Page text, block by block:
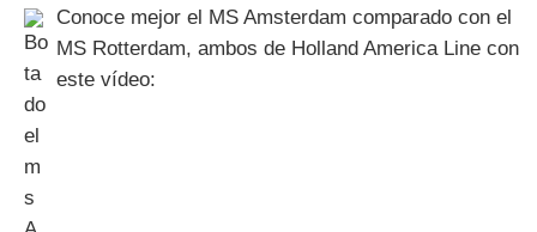
Conoce mejor el MS Amsterdam comparado con el
MS Rotterdam, ambos de Holland America Line con
este vídeo: